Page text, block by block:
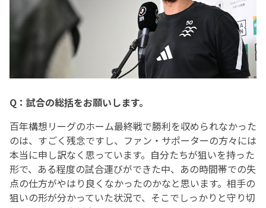
Q：試合の総括をお願いします。
百年構想リーグのホーム最終戦で勝利を収められなかった
のは、すごく残念ですし、ファン・サポーターの方々には
本当に申し訳なく思っています。自分たちが狙いを持った
形で、ある程度の試合運びができた中、あの時間帯での失
点の仕方がやはり良くなかったのかなと思います。相手の
狙いの形が分かっていた状況で、そこでしっかりと守り切